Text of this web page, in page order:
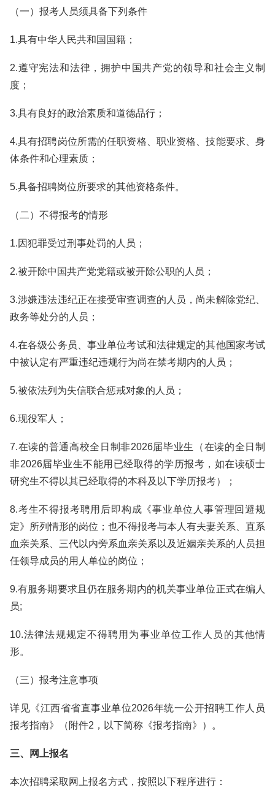
（一）报考人员须具备下列条件
1.具有中华人民共和国国籍；
2.遵守宪法和法律，拥护中国共产党的领导和社会主义制
度；
3.具有良好的政治素质和道德品行；
4.具有招聘岗位所需的任职资格、职业资格、技能要求、身
体条件和心理素质；
5.具备招聘岗位所要求的其他资格条件。
（二）不得报考的情形
1.因犯罪受过刑事处罚的人员；
2.被开除中国共产党党籍或被开除公职的人员；
3.涉嫌违法违纪正在接受审查调查的人员，尚未解除党纪、
政务等处分的人员；
4.在各级公务员、事业单位考试和法律规定的其他国家考试
中被认定有严重违纪违规行为尚在禁考期内的人员；
5.被依法列为失信联合惩戒对象的人员；
6.现役军人；
7.在读的普通高校全日制非2026届毕业生（在读的全日制
非2026届毕业生不能用已经取得的学历报考，如在读硕士
研究生不得以其已经取得的本科及以下学历报考）；
8.考生不得报考聘用后即构成《事业单位人事管理回避规
定》所列情形的岗位；也不得报考与本人有夫妻关系、直系
血亲关系、三代以内旁系血亲关系以及近姻亲关系的人员担
任领导成员的用人单位的岗位；
9.有服务期要求且仍在服务期内的机关事业单位正式在编人
员;
10.法律法规规定不得聘用为事业单位工作人员的其他情
形。
（三）报考注意事项
详见《江西省省直事业单位2026年统一公开招聘工作人员
报考指南》（附件2，以下简称《报考指南》）。
三、网上报名
本次招聘采取网上报名方式，按照以下程序进行：